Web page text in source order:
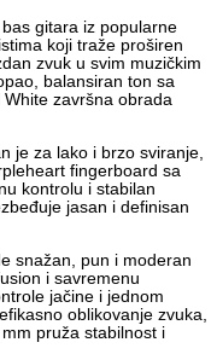
gitara iz popularne
koji traže proširen
zvuk u svim muzičkim
balansiran ton sa
završna obrada
je za lako i brzo sviranje,
fingerboard sa
kontrolu i stabilan
jasan i definisan
snažan, pun i moderan
i savremenu
jačine i jednom
oblikovanje zvuka,
pruža stabilnost i